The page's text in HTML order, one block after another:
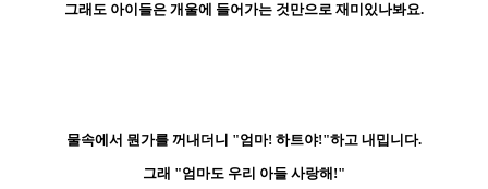
그래도 아이들은 개울에 들어가는 것만으로 재미있나봐요.
물속에서 뭔가를 꺼내더니 "엄마! 하트야!"하고 내밉니다.
그래 "엄마도 우리 아들 사랑해!"